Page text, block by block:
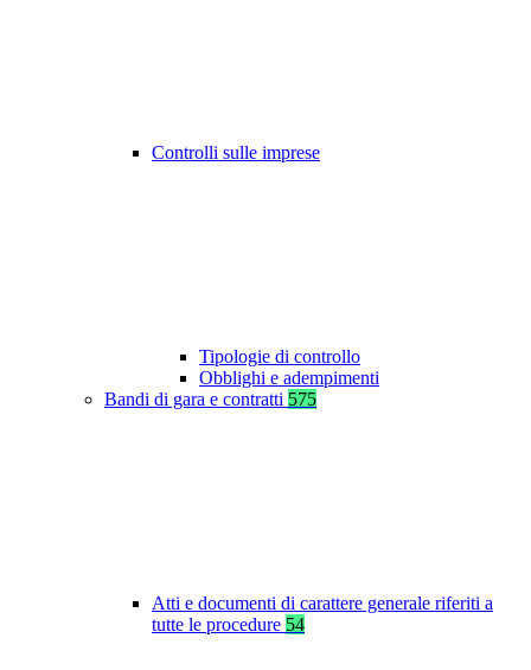
Controlli sulle imprese
Tipologie di controllo
Obblighi e adempimenti
Bandi di gara e contratti 575
Atti e documenti di carattere generale riferiti a
tutte le procedure 54